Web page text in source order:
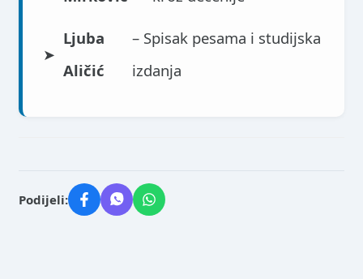
➤
Ljuba
Aličić
– Spisak pesama i studijska
izdanja
Podijeli: